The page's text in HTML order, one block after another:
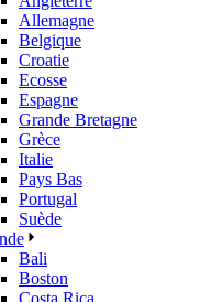
Allemagne
Belgique
Croatie
Ecosse
Espagne
Grande Bretagne
Grèce
Italie
Pays Bas
Portugal
Suède
Bali
Boston
Costa Rica